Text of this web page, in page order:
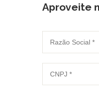
Aproveite